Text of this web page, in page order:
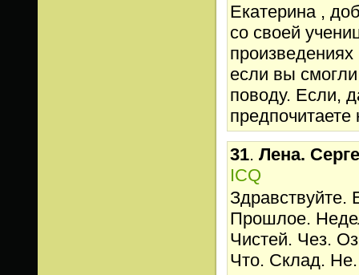
Екатерина ,
со своей
если вы
поводу. Если,
предпочитаете
31. Лена.
ICQ
Здравствуйте.
Прошлое.
Чистей. Чез.
Что. Склад.